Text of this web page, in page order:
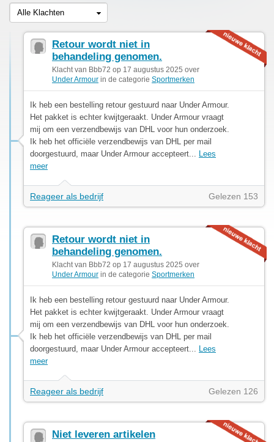
Alle Klachten
Retour wordt niet in
behandeling genomen.
Klacht van Bbb72 op 17 augustus 2025 over
Under Armour in de categorie Sportmerken
Ik heb een bestelling retour gestuurd naar Under Armour.
Het pakket is echter kwijtgeraakt. Under Armour vraagt
mij om een verzendbewijs van DHL voor hun onderzoek.
Ik heb het officiële verzendbewijs van DHL per mail
doorgestuurd, maar Under Armour accepteert... Lees
meer
Reageer als bedrijf Gelezen 153
Retour wordt niet in
behandeling genomen.
Klacht van Bbb72 op 17 augustus 2025 over
Under Armour in de categorie Sportmerken
Ik heb een bestelling retour gestuurd naar Under Armour.
Het pakket is echter kwijtgeraakt. Under Armour vraagt
mij om een verzendbewijs van DHL voor hun onderzoek.
Ik heb het officiële verzendbewijs van DHL per mail
doorgestuurd, maar Under Armour accepteert... Lees
meer
Reageer als bedrijf Gelezen 126
Niet leveren artikelen